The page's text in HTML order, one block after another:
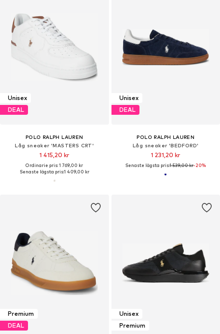
Unisex
DEAL
POLO RALPH LAUREN
Låg sneaker 'MASTERS CRT'
1 415,20 kr
Ordinarie pris: 1 769,00 kr
Senaste lägsta pris:1 409,00 kr
Unisex
DEAL
POLO RALPH LAUREN
Låg sneaker 'BEDFORD'
1 231,20 kr
Senaste lägsta pris:1 539,00 kr-20%
Premium
DEAL
Unisex
Premium